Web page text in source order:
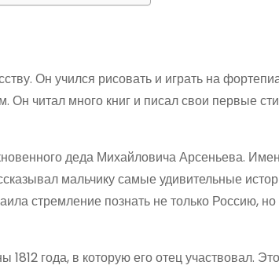
Он учился рисовать и играть на
Он читал много книг и писал свои первые
деда Михайловича Арсеньева.
мальчику самые удивительные
стремление познать не только Россию,
года, в которую его отец участвовал.